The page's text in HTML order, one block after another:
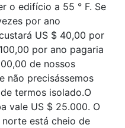
o edifício a 55 ° F. Se
por ano
US $ 40,00 por
por ano pagaria
de nossos
não precisássemos
termos isolado.O
vale US $ 25.000. O
está cheio de